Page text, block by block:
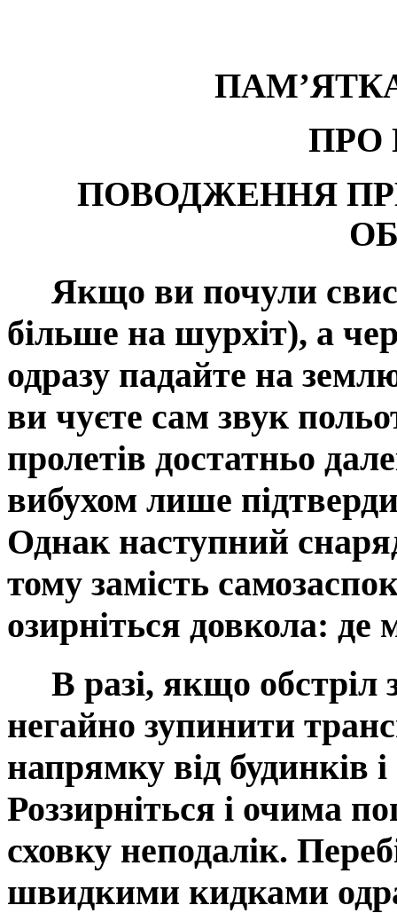
ПАМ
ПРО
ПОВОДЖЕННЯ
Якщо ви почули
більше на шурхіт), а
одразу падайте на
ви чуєте сам звук
пролетів достатньо
вибухом лише
Однак наступний
тому замість
озирніться довкола: де
В разі, якщо обстріл
негайно зупинити
напрямку від будинків
Роззирніться і очима
сховку неподалік.
швидкими кидками